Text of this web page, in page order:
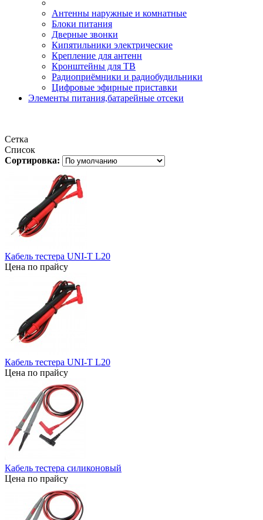
Антенны наружные и комнатные
Блоки питания
Дверные звонки
Кипятильники электрические
Крепление для антенн
Кронштейны для ТВ
Радиоприёмники и радиобудильники
Цифровые эфирные приставки
Элементы питания,батарейные отсеки
Сетка
Список
Сортировка:
Кабель тестера UNI-T L20
Цена по прайсу
Кабель тестера UNI-T L20
Цена по прайсу
Кабель тестера силиконовый
Цена по прайсу